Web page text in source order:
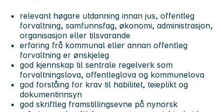
relevant høgare utdanning innan jus, offentleg
forvaltning, samfunnsfag, økonomi, administrasjon,
organisasjon eller tilsvarande
erfaring frå kommunal eller annan offentleg
forvaltning er ønskjeleg
god kjennskap til sentrale regelverk som
forvaltningslova, offentleglova og kommunelova
god forståing for krav til habilitet, teieplikt og
dokumentinnsyn
god skriftleg framstillingsevne på nynorsk